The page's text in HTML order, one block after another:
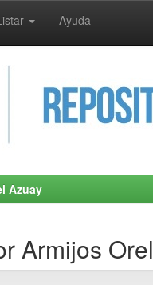
Ayuda
Azuay
Armijos